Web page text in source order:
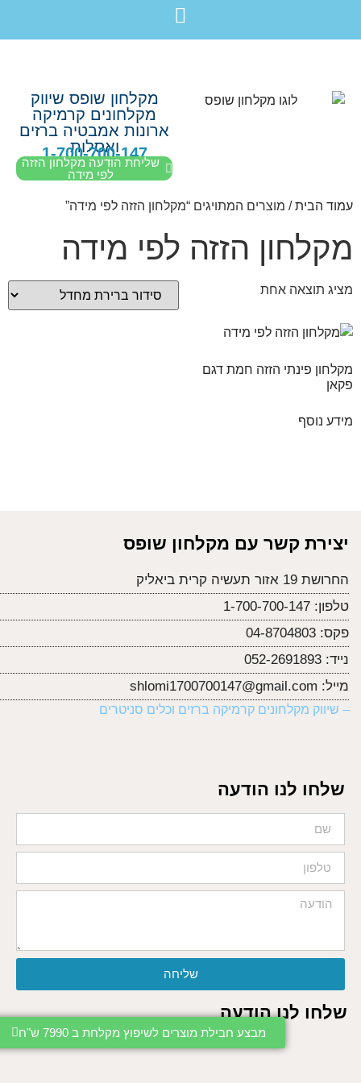
מבצע חבילת מוצרים לשיפוץ מקלחת ב 7990 ש"ח
מקלחון שופס שיווק
מקלחונים קרמיקה
ארונות אמבטיה ברזים
ואסלות
1-700-700-147
שליחת הודעה מקלחון הזזה
לפי מידה
עמוד הבית/ מוצרים המתויגים “מקלחון הזזה לפי מידה”
מקלחון הזזה לפי מידה
מציג תוצאה אחת
מקלחון פינתי הזזה חמת דגם
פקאן
מידע נוסף
יצירת קשר עם מקלחון שופס
החרושת 19 אזור תעשיה קרית ביאליק
טלפון: 1-700-700-147
פקס: 04-8704803
נייד: 052-2691893
מייל: shlomi1700700147@gmail.com
– שיווק מקלחונים קרמיקה ברזים וכלים סניטרים
שלחו לנו הודעה
שליחה
שלחו לנו הודעה